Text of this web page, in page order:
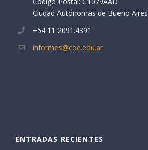
Ciudad Autónomas de Bueno Aires
+54 11 2091.4391
informes@coe.edu.ar
ENTRADAS RECIENTES